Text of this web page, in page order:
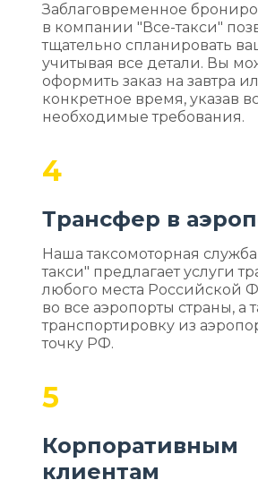
Заблаговременное
в компании "Все-такси"
тщательно спланировать
учитывая все детали. Вы
оформить заказ на завтра
конкретное время, указав
необходимые требования.
4
Трансфер в
Наша таксомоторная
такси" предлагает услуги
любого места Российской
во все аэропорты страны, а
транспортировку из
точку РФ.
5
Корпоративным
клиентам